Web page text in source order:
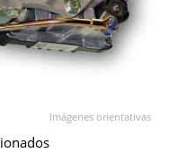
Imágenes orientativas